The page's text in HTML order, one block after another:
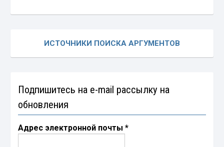
ИСТОЧНИКИ ПОИСКА АРГУМЕНТОВ
Подпишитесь на e-mail рассылку на
обновления
Адрес электронной почты*